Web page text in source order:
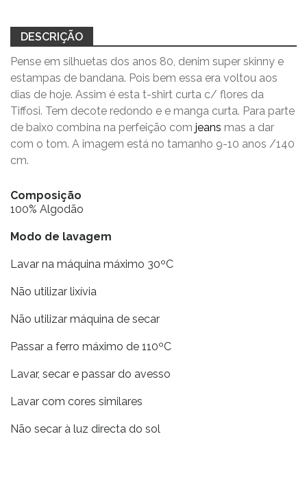
DESCRIÇÃO
Pense em silhuetas dos anos 80, denim super skinny e
estampas de bandana. Pois bem essa era voltou aos
dias de hoje. Assim é esta t-shirt curta c/ flores da
Tiffosi. Tem decote redondo e e manga curta. Para parte
de baixo combina na perfeição com jeans mas a dar
com o tom. A imagem está no tamanho 9-10 anos /140
cm.
Composição
100% Algodão
Modo de lavagem
Lavar na máquina máximo 30ºC
Não utilizar lixívia
Não utilizar máquina de secar
Passar a ferro máximo de 110ºC
Lavar, secar e passar do avesso
Lavar com cores similares
Não secar à luz directa do sol